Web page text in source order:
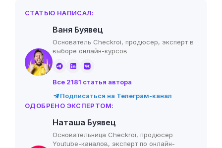
СТАТЬЮ НАПИСАЛ:
Ваня Буявец
Основатель Checkroi, продюсер, эксперт в
выборе онлайн-курсов
Все 2181 статья автора
Подписаться на Телеграм-канал
ОДОБРЕНО ЭКСПЕРТОМ:
Наташа Буявец
Основательница Checkroi, продюсер
Youtube-каналов, эксперт по онлайн-